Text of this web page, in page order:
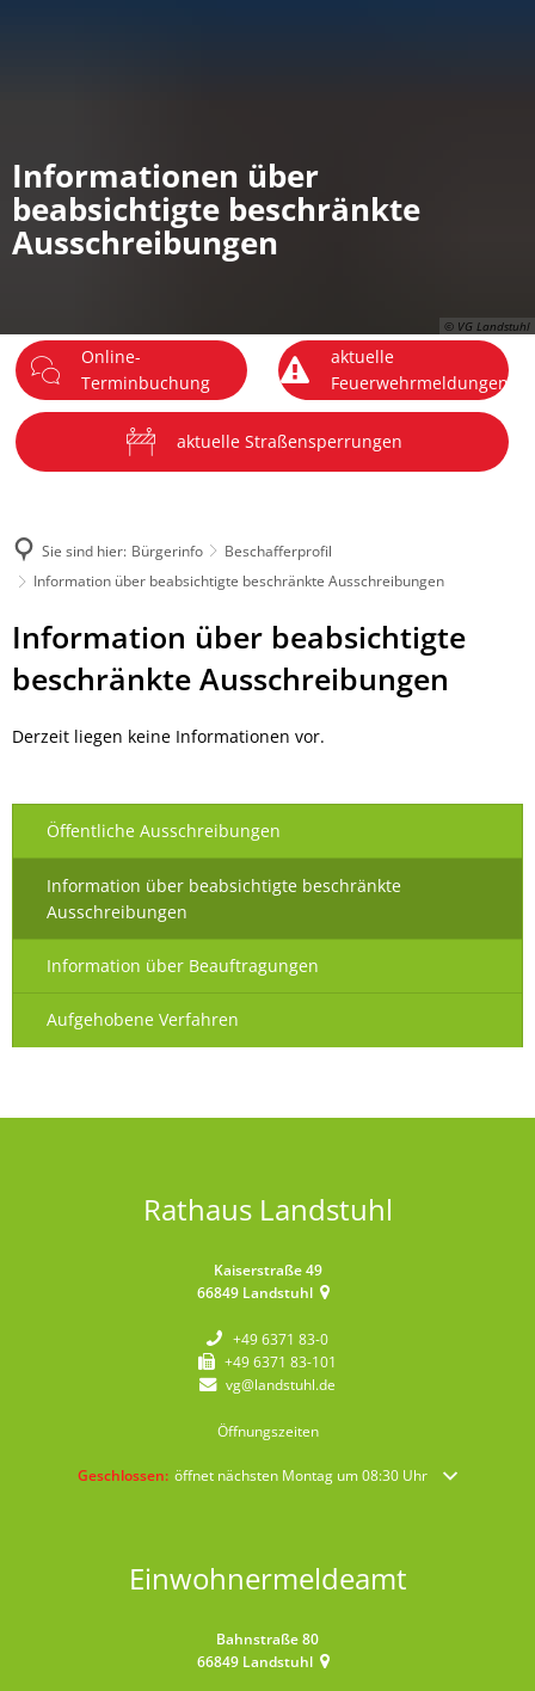
© VG Landstuhl
Informationen über
beabsichtigte beschränkte
Ausschreibungen
Online-
Terminbuchung
aktuelle
Feuerwehrmeldungen
aktuelle Straßensperrungen
Sie sind hier: Bürgerinfo
Beschafferprofil
Information über beabsichtigte beschränkte Ausschreibungen
Information
über
beabsichtigte
Ausschreibungen
Information über beabsichtigte
beschränkte Ausschreibungen
Derzeit liegen keine Informationen vor.
Öffentliche Ausschreibungen
Information über beabsichtigte beschränkte
Ausschreibungen
Information über Beauftragungen
Aufgehobene Verfahren
Rathaus Landstuhl
Kaiserstraße 49
66849 Landstuhl
+49 6371 83-0
+49 6371 83-101
vg@landstuhl.de
Öffnungszeiten
Klicken, um weitere Öffnungs- oder Schließzeiten auszublenden
Geschlossen: öffnet nächsten Montag um 08:30 Uhr
Einwohnermeldeamt
Bahnstraße 80
66849 Landstuhl